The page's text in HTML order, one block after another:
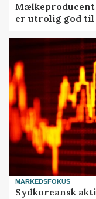
Mælkeproducent
er utrolig god til
MARKEDSFOKUS
Sydkoreansk